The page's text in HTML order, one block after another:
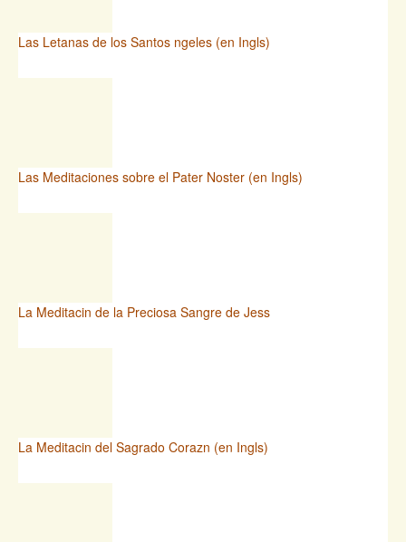
Las Letanas de los Santos ngeles (en Ingls)
Las Meditaciones sobre el Pater Noster (en Ingls)
La Meditacin de la Preciosa Sangre de Jess
La Meditacin del Sagrado Corazn (en Ingls)